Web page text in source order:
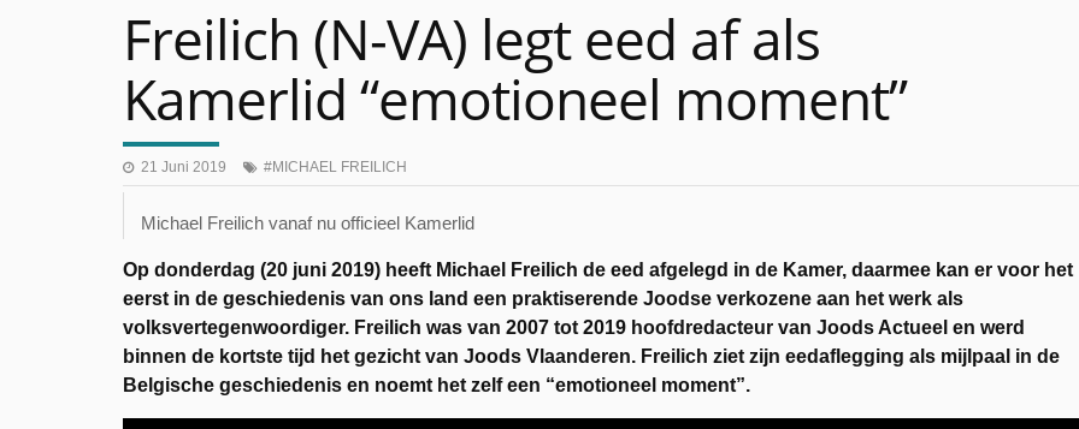
Freilich (N-VA) legt eed af als
Kamerlid “emotioneel moment”
21 Juni 2019 MICHAEL FREILICH
Michael Freilich vanaf nu officieel Kamerlid
Op donderdag (20 juni 2019) heeft Michael Freilich de eed afgelegd in de Kamer, daarmee kan er voor het
eerst in de geschiedenis van ons land een praktiserende Joodse verkozene aan het werk als
volksvertegenwoordiger. Freilich was van 2007 tot 2019 hoofdredacteur van Joods Actueel en werd
binnen de kortste tijd het gezicht van Joods Vlaanderen. Freilich ziet zijn eedaflegging als mijlpaal in de
Belgische geschiedenis en noemt het zelf een “emotioneel moment”.